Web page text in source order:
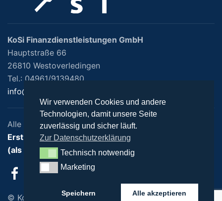
KoSi Finanzdienstleistungen GmbH
Hauptstraße 66
26810 Westoverledingen
Tel.: 04961/9139480
info@kosi-finanz.de
Alle Rechte vorbehalten
Erstinformation nach §15 VersVermV
(als PDF anzeigen / herunterladen)
© KoSi Finanzdienstleistungen GmbH | 2022 |
Wir verwenden Cookies und andere
Technologien, damit unsere Seite
zuverlässig und sicher läuft.
Zur Datenschutzerklärung
Technisch notwendig
Technisch notwendig
MarketingMarketing
Speichern Alle akzeptieren